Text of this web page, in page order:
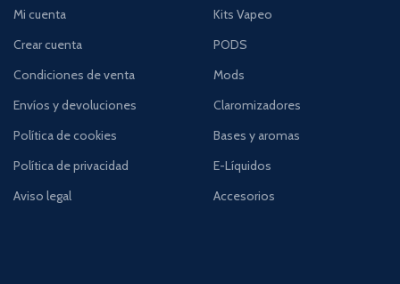
Mi cuenta
Crear cuenta
Condiciones de venta
Envíos y devoluciones
Política de cookies
Política de privacidad
Aviso legal
Kits Vapeo
PODS
Mods
Claromizadores
Bases y aromas
E-Líquidos
Accesorios